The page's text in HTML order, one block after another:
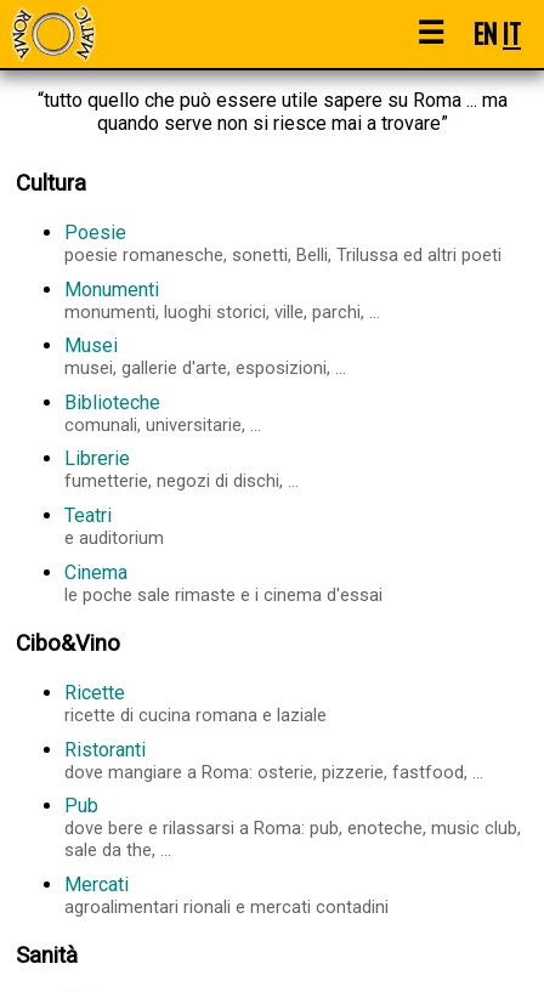
☰ ENIT
“tutto quello che può essere utile sapere su Roma ... ma
quando serve non si riesce mai a trovare”
Cultura
Poesie
poesie romanesche, sonetti, Belli, Trilussa ed altri poeti
Monumenti
monumenti, luoghi storici, ville, parchi, ...
Musei
musei, gallerie d'arte, esposizioni, ...
Biblioteche
comunali, universitarie, ...
Librerie
fumetterie, negozi di dischi, ...
Teatri
e auditorium
Cinema
le poche sale rimaste e i cinema d'essai
Cibo&Vino
Ricette
ricette di cucina romana e laziale
Ristoranti
dove mangiare a Roma: osterie, pizzerie, fastfood, ...
Pub
dove bere e rilassarsi a Roma: pub, enoteche, music club,
sale da the, ...
Mercati
agroalimentari rionali e mercati contadini
Sanità